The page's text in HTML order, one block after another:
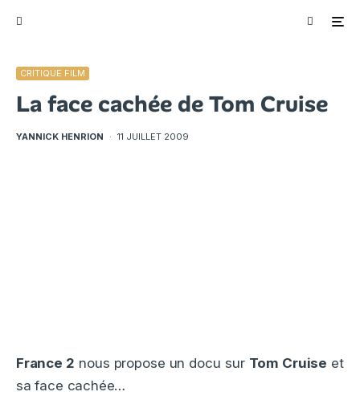
CRITIQUE FILM
La face cachée de Tom Cruise
YANNICK HENRION · 11 JUILLET 2009
France 2 nous propose un docu sur Tom Cruise et
sa face cachée…